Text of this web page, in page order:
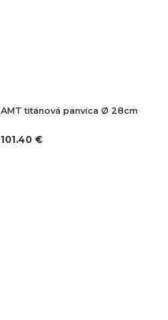
AMT titánová panvica Ø 28cm
101.40 €